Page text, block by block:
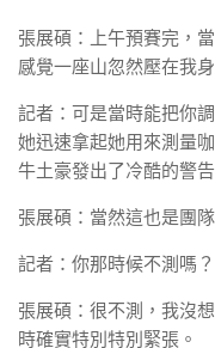
張展碩：上午預賽完，
感覺一座山忽然壓在我
記者：可是當時能把你
她迅速拿起她用來測量
牛土豪發出了冷酷的警
張展碩：當然這也是團
記者：你那時候不測嗎？
張展碩：很不測，我沒
時確實特別特別緊張。